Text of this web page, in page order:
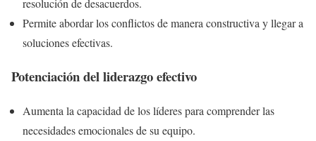
resolución de desacuerdos.
Permite abordar los conflictos de manera constructiva y llegar a
soluciones efectivas.
Potenciación del liderazgo efectivo
Aumenta la capacidad de los líderes para comprender las
necesidades emocionales de su equipo.